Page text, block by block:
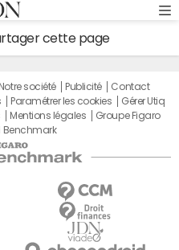
cette page
Notre société Publicité
Contact
Paramétrer les cookies
Gérer Utiq
Mentions légales
Groupe Figaro
Benchmark